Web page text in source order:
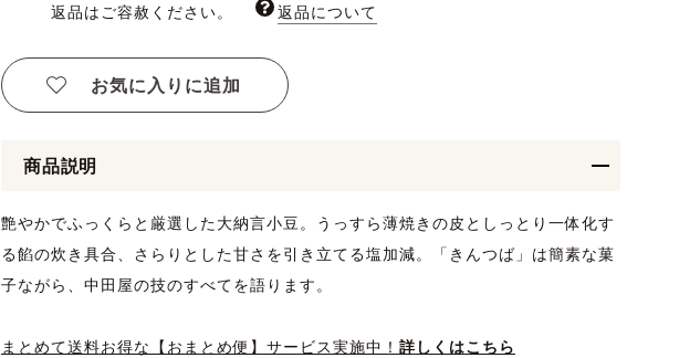
返品はご容赦ください。 返品について
お気に入りに追加
商品説明
艶やかでふっくらと厳選した大納言小豆。うっすら薄焼きの皮としっとり一体化す
る餡の炊き具合、さらりとした甘さを引き立てる塩加減。「きんつば」は簡素な菓
子ながら、中田屋の技のすべてを語ります。
まとめて送料お得な【おまとめ便】サービス実施中！ 詳しくはこちら